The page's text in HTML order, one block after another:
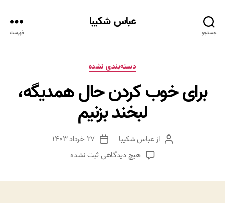
جستجو
عباس شکیبا
فهرست
دسته‌ها
دسته‌بندی نشده
برای خوب کردن حال همدیگه،
لبخند بزنیم
نویسنده
نوشته
از عباس شکیبا
تاریخ
نوشته
۲۷ خرداد ۱۴۰۳
هیچ دیدگاهیبرای
ثبت نشده